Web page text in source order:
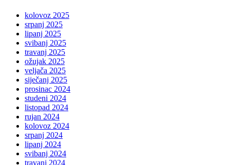
kolovoz 2025
srpanj 2025
lipanj 2025
svibanj 2025
travanj 2025
ožujak 2025
veljača 2025
siječanj 2025
prosinac 2024
studeni 2024
listopad 2024
rujan 2024
kolovoz 2024
srpanj 2024
lipanj 2024
svibanj 2024
travanj 2024